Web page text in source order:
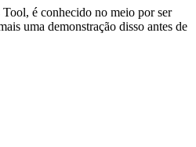
é conhecido no meio por ser
uma demonstração disso antes de